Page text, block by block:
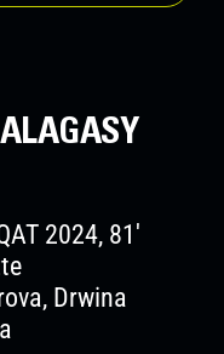
2024, 81'
Drwina